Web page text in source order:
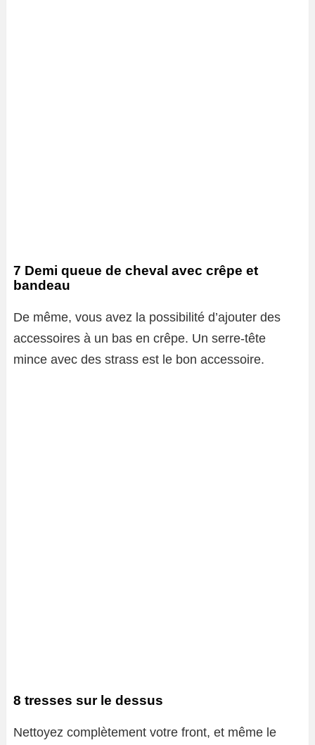
7 Demi queue de cheval avec crêpe et
bandeau
De même, vous avez la possibilité d’ajouter des
accessoires à un bas en crêpe. Un serre-tête
mince avec des strass est le bon accessoire.
8 tresses sur le dessus
Nettoyez complètement votre front, et même le